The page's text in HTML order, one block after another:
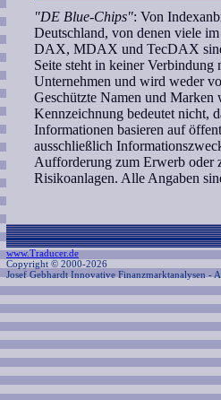
"DE Blue-Chips": Von
Deutschland, von denen viele
DAX, MDAX und TecDAX
Seite steht in keiner
Unternehmen und wird weder
Geschützte Namen und Marken
Kennzeichnung bedeutet nicht,
Informationen basieren auf
ausschließlich
Aufforderung zum Erwerb oder
Risikoanlagen. Alle Angaben
www.Traducer.de
Copyright © 2000-2026
Josef Gebhardt Innovative Finanzmarktanalysen -